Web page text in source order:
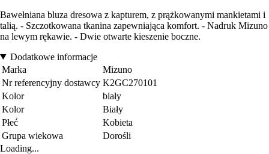
Bawełniana bluza dresowa z kapturem, z prążkowanymi mankietami i
talią. - Szczotkowana tkanina zapewniająca komfort. - Nadruk Mizuno
na lewym rękawie. - Dwie otwarte kieszenie boczne.
Dodatkowe informacje
Marka
Mizuno
Nr referencyjny dostawcy K2GC270101
Kolor
biały
Kolor
Biały
Płeć
Kobieta
Grupa wiekowa
Dorośli
Loading...